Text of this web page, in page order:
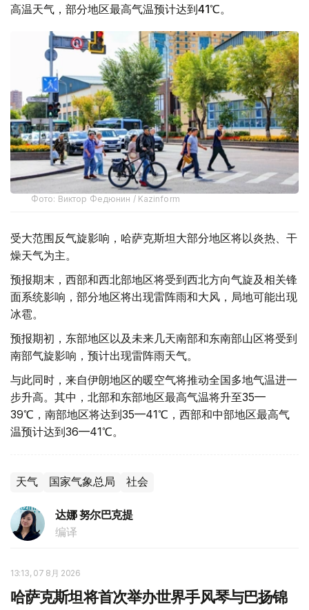
高温天气，部分地区最高气温预计达到41℃。
Фото: Виктор Федюнин / Kazinform
受大范围反气旋影响，哈萨克斯坦大部分地区将以炎热、干
燥天气为主。
预报期末，西部和西北部地区将受到西北方向气旋及相关锋
面系统影响，部分地区将出现雷阵雨和大风，局地可能出现
冰雹。
预报期初，东部地区以及未来几天南部和东南部山区将受到
南部气旋影响，预计出现雷阵雨天气。
与此同时，来自伊朗地区的暖空气将推动全国多地气温进一
步升高。其中，北部和东部地区最高气温将升至35—
39℃，南部地区将达到35—41℃，西部和中部地区最高气
温预计达到36—41℃。
天气 国家气象总局 社会
达娜 努尔巴克提
编译
13:13, 07 8月 2026
哈萨克斯坦将首次举办世界手风琴与巴扬锦